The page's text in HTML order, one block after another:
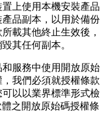
上使用本機安裝產品
品副本，以用於備份
載其他終止生效後，
其任何副本。
服務中使用開放原始
我們必須就授權條款
以以業界標準形式檢
之開放原始碼授權條